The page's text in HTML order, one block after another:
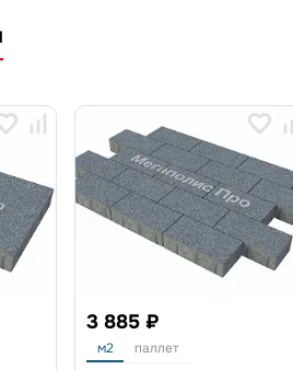
3 885 ₽
м2 паллет